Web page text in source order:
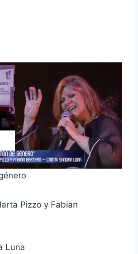
Pizzo y Fabian
Luna